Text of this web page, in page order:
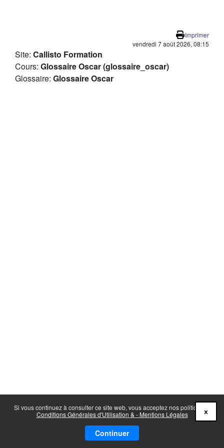
Si vous continuez à consulter ce site web, vous acceptez nos politiques :
Conditions Générales d'Utilisation & - Mentions Légales
Continuer
x
Imprimer
vendredi 7 août 2026, 08:15
Site: Callisto Formation
Cours: Glossaire Oscar (glossaire_oscar)
Glossaire: Glossaire Oscar